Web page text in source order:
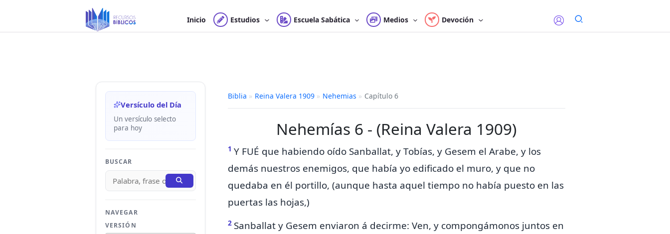
contenido
Inicio Estudios Escuela Sabática Medios Devoción
Versículo del Día
Un versículo selecto
para hoy
BUSCAR
NAVEGAR
VERSIÓN
Biblia » Reina Valera 1909 » Nehemias » Capítulo 6
Nehemías 6 - (Reina Valera 1909)
1 Y FUÉ que habiendo oído Sanballat, y Tobías, y Gesem el Arabe, y los
demás nuestros enemigos, que había yo edificado el muro, y que no
quedaba en él portillo, (aunque hasta aquel tiempo no había puesto en las
puertas las hojas,)
2 Sanballat y Gesem enviaron á decirme: Ven, y compongámonos juntos en